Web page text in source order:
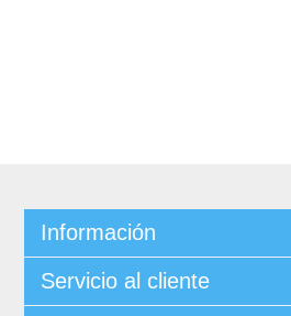
Información
Servicio al cliente